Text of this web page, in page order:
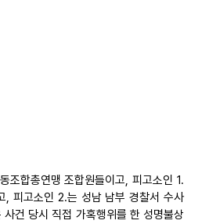
조합총연맹 조합원들이고, 피고소인 1.
, 피고소인 2.는 성남 남부 경찰서 수사
건 당시 직접 가혹행위를 한 성명불상